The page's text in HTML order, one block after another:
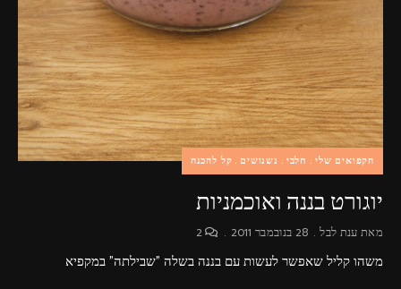
הקפואים שלי חלבי נשנושים קל להכנה
יוגורט בננה ואוכמניות
מאתענת לבל 28 בנובמבר 2011 2
משהו קליל שאפשר לעשות עם בננה בשלה "שבילתה" במקפיא